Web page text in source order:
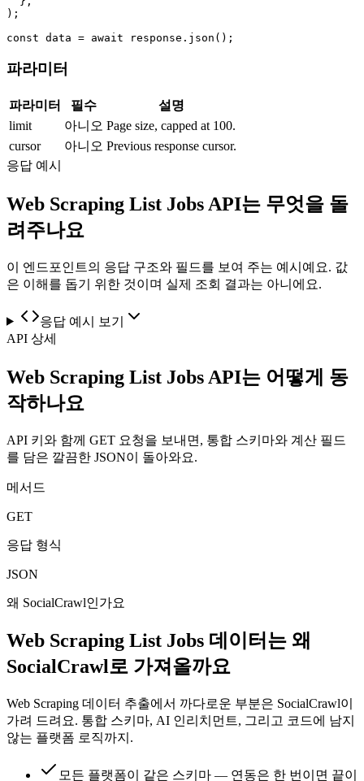
);
const data = await response.json();
파라미터
파라미터 필수
설명
limit
아니오 Page size, capped at 100.
cursor
아니오 Previous response cursor.
응답 예시
Web Scraping List Jobs API는 무엇을 돌
려주나요
이 엔드포인트의 응답 구조와 필드를 보여 주는 예시예요. 값
은 이해를 돕기 위한 것이며 실제 조회 결과는 아니에요.
응답 예시 보기
API 상세
Web Scraping List Jobs API는 어떻게 동
작하나요
API 키와 함께 GET 요청을 보내면, 통합 스키마와 계산 필드
를 담은 깔끔한 JSON이 돌아와요.
메서드
GET
응답 형식
JSON
왜 SocialCrawl인가요
Web Scraping List Jobs 데이터는 왜
SocialCrawl로 가져올까요
Web Scraping 데이터 추출에서 까다로운 부분은 SocialCrawl이
가려 드려요. 통합 스키마, AI 인리치먼트, 그리고 코드에 남지
않는 플랫폼 로직까지.
모든 플랫폼이 같은 스키마 — 연동은 한 번이면 끝이